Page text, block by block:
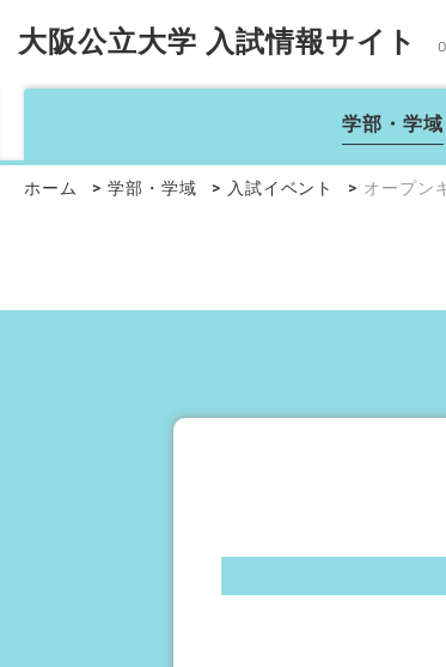
大阪公立大学 入試情報サイト
学部・学域
ホーム 学部・学域 入試イベント オープン